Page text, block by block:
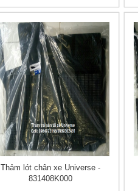
Thảm lót chân xe Universe -
831408K000